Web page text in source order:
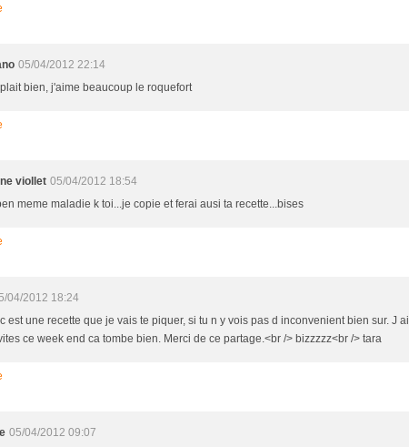
05/04/2012 22:14
bien, j'aime beaucoup le roquefort
viollet 05/04/2012 18:54
meme maladie k toi...je copie et ferai ausi ta recette...bises
04/2012 18:24
est une recette que je vais te piquer, si tu n y vois pas d inconvenient bien sur. J ai
ce week end ca tombe bien. Merci de ce partage.<br /> bizzzzz<br /> tara
05/04/2012 09:07